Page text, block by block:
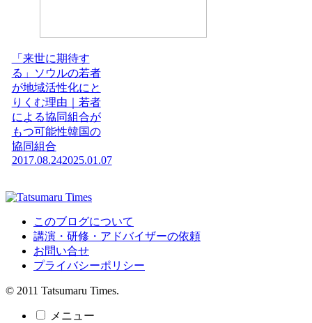
「来世に期待す
る」ソウルの若者
が地域活性化にと
りくむ理由｜若者
による協同組合が
もつ可能性韓国の
協同組合
2017.08.242025.01.07
このブログについて
講演・研修・アドバイザーの依頼
お問い合せ
プライバシーポリシー
© 2011 Tatsumaru Times.
メニュー